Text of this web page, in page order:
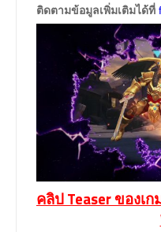
ติดตามข้อมูลเพิ่มเติมได้ที่
คลิป Teaser ของเก